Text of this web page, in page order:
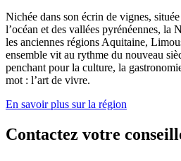
Nichée dans son écrin de vignes,
l’océan et des vallées pyrénéennes,
les anciennes régions Aquitaine,
ensemble vit au rythme du nouveau
penchant pour la culture, la
mot : l’art de vivre.
En savoir plus sur la région
Contactez votre